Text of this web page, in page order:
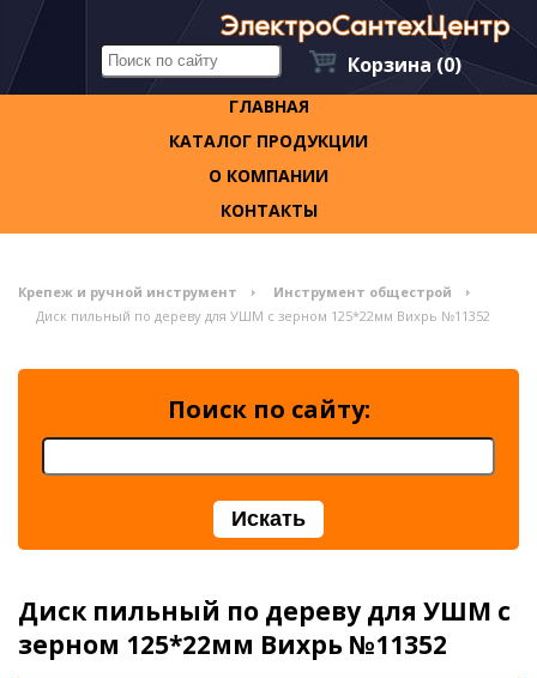
Корзина (0)
ГЛАВНАЯ
КАТАЛОГ ПРОДУКЦИИ
О КОМПАНИИ
КОНТАКТЫ
Крепеж и ручной инструмент
Инструмент общестрой
Диск пильный по дереву для УШМ с зерном 125*22мм Вихрь №11352
Поиск по сайту:
Диск пильный по дереву для УШМ с
зерном 125*22мм Вихрь №11352